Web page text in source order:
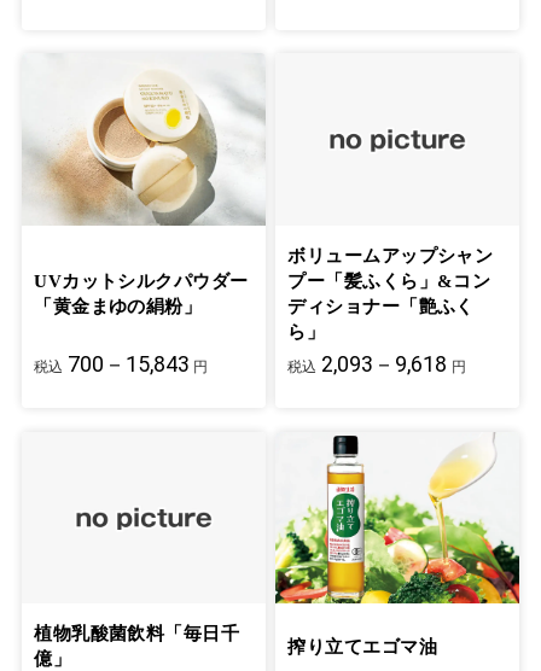
UVカットシルクパウダー
「黄金まゆの絹粉」
税込 700－15,843 円
ボリュームアップシャン
プー「髪ふくら」&コン
ディショナー「艶ふく
ら」
税込 2,093－9,618 円
植物乳酸菌飲料「毎日千
億」
搾り立てエゴマ油